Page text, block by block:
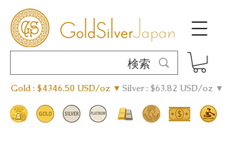
Gold : $4346.50 USD/oz ▼ Silver : $63.82 USD/oz ▼